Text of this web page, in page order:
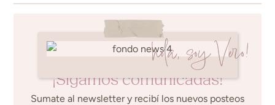
hola, soy Vero!
¡Sigamos comunicadas!
Sumate al newsletter y recibí los nuevos posteos